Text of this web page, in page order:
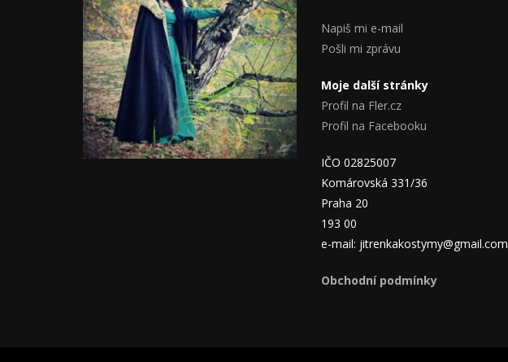
Napiš mi e-mail
Pošli mi zprávu
Moje další stránky
Profil na Fler.cz
Profil na Facebooku
IČO 02825007
Komárovská 331/36
Praha 20
193 00
e-mail: jitrenkakostymy@gmail.com
Obchodní podmínky